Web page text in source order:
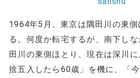
1964年5月、東京は隅田川の東
る。何度か転宅するが、南下し
田川の東側ほとり、現在は深川
捨五入したら60歳」を機に、「